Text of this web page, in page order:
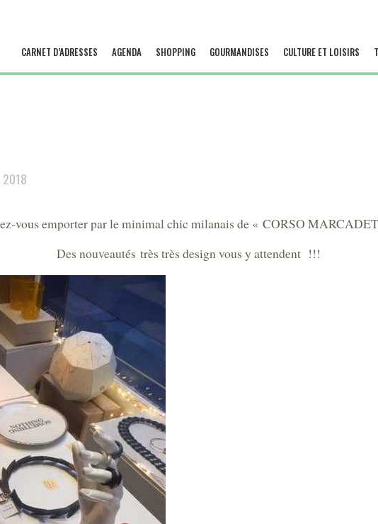
CARNET D’ADRESSES AGENDA SHOPPING GOURMANDISES CULTURE ET LOISIRS
vous emporter par le minimal chic milanais de « CORSO
Des nouveautés très très design vous y attendent !!!